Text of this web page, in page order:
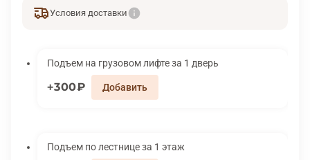
Условия доставки
Подъем на грузовом лифте за 1 дверь
300₽
Подъем по лестнице за 1 этаж